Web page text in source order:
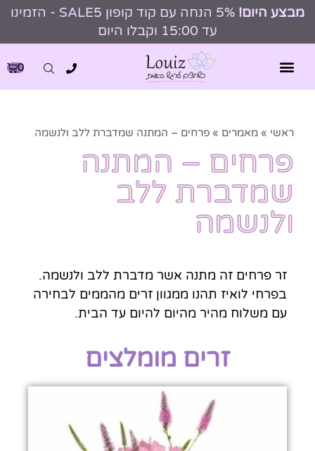
מבצע היום!
5% הנחה עם קוד קופון SALE5 - הזמינו
עד 15:00 וקבלו היום
0
ראשי » מאמרים » פרחים – המתנה שמדברת ללב ולנשמה
פרחים – המתנה
שמדברת ללב
ולנשמה
זר פרחים זה מתנה אשר מדברת ללב ולנשמה.
בפרחי לואיז תהנו ממגוון זרים מהממים לבחירה
עם משלוח מהיר מהיום להיום עד הבית.
זרים מומלצים